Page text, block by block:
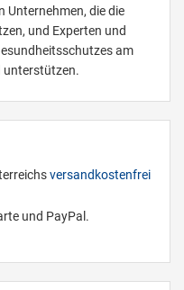
Unternehmen, die die
und Experten und
am
unterstützen.
versandkostenfrei
und PayPal.